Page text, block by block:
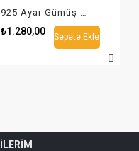
₺1.280,00 Sepete Ekle